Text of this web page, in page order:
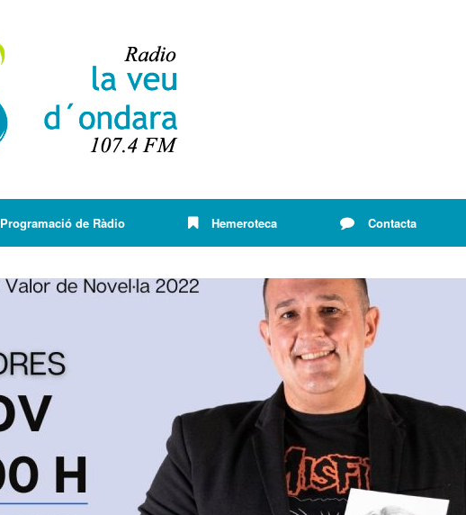
Programació de Ràdio Hemeroteca Contacta